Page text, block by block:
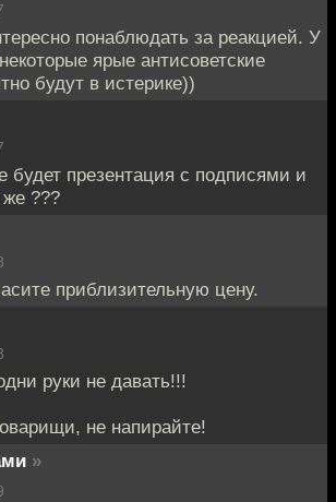
понаблюдать за реакцией. У
ярые антисоветские
будут в истерике))
будет презентация c подписями и
???
приблизительную цену.
руки не давать!!!
не напирайте!
»